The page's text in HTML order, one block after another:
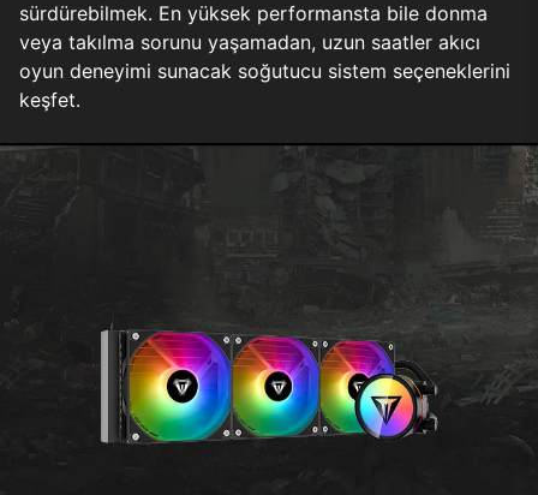
sürdürebilmek. En yüksek performansta bile donma
veya takılma sorunu yaşamadan, uzun saatler akıcı
oyun deneyimi sunacak soğutucu sistem seçeneklerini
keşfet.